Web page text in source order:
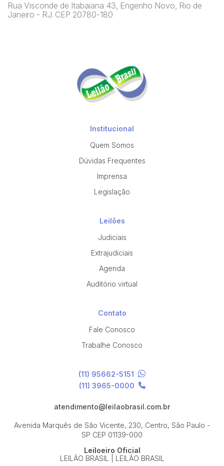
Rua Visconde de Itabaiana 43, Engenho Novo, Rio de
Janeiro - RJ. CEP 20780-180
Institucional
Quem Somos
Dúvidas Frequentes
Imprensa
Legislação
Leilões
Judiciais
Extrajudiciais
Agenda
Auditório virtual
Contato
Fale Conosco
Trabalhe Conosco
(11) 95662-5151
(11) 3965-0000
atendimento@leilaobrasil.com.br
Avenida Marquês de São Vicente, 230, Centro, São Paulo -
SP CEP 01139-000
Leiloeiro Oficial
LEILÃO BRASIL | LEILÃO BRASIL